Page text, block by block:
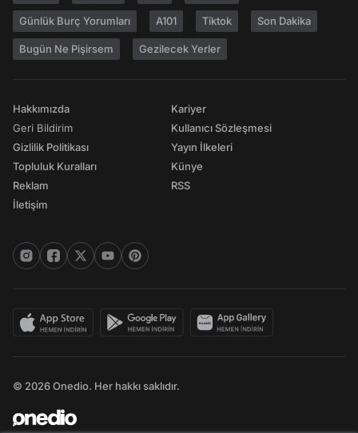
Günlük Burç Yorumları A101 Tiktok Son Dakika
Bugün Ne Pişirsem Gezilecek Yerler
Hakkımızda
Geri Bildirim
Gizlilik Politikası
Topluluk Kuralları
Reklam
İletişim
Kariyer
Kullanıcı Sözleşmesi
Yayın İlkeleri
Künye
RSS
© 2026 Onedio. Her hakkı saklıdır.